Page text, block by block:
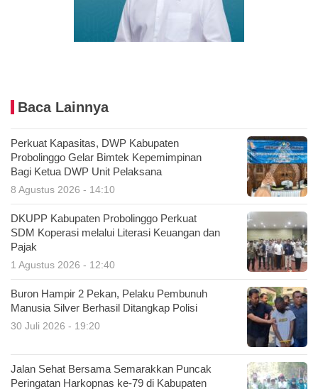
Baca Lainnya
Perkuat Kapasitas, DWP Kabupaten
Probolinggo Gelar Bimtek Kepemimpinan
Bagi Ketua DWP Unit Pelaksana
8 Agustus 2026 - 14:10
DKUPP Kabupaten Probolinggo Perkuat
SDM Koperasi melalui Literasi Keuangan dan
Pajak
1 Agustus 2026 - 12:40
Buron Hampir 2 Pekan, Pelaku Pembunuh
Manusia Silver Berhasil Ditangkap Polisi
30 Juli 2026 - 19:20
Jalan Sehat Bersama Semarakkan Puncak
Peringatan Harkopnas ke-79 di Kabupaten